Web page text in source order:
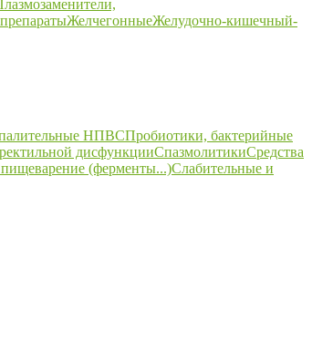
ЖелчегонныеЖелудочно-кишечный-
НПВСПробиотики, бактерийные
дисфункцииСпазмолитикиСредства
(ферменты...)Слабительные и